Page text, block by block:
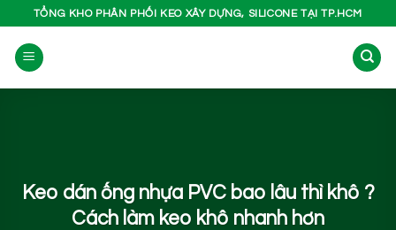
nội
dung
TỔNG KHO PHÂN PHỐI KEO XÂY DỰNG, SILICONE TẠI TP.HCM
Keo dán ống nhựa PVC bao lâu thì khô ?
Cách làm keo khô nhanh hơn